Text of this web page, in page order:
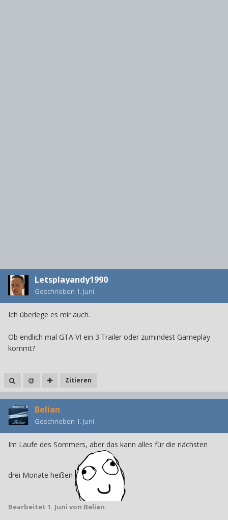
Letsplayandy1990
Geschrieben 1. Juni
Ich überlege es mir auch.
Ob endlich mal GTA VI ein 3.Trailer oder zumindest Gameplay
kommt?
Zitieren
Belian
Geschrieben 1. Juni
Im Laufe des Sommers, aber das kann alles für die nächsten
drei Monate heißen
Bearbeitet 1. Juni von Belian